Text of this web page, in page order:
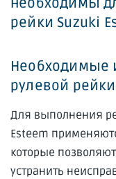
необходимы
рейки Suzuki
Необходимые
рулевой
Для выполнения
Esteem
которые
устранить